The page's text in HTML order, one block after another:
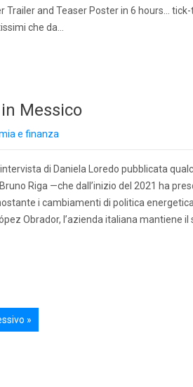
Trailer and Teaser Poster in 6 hours…
che da…
Messico
e finanza
di Daniela Loredo pubblicata
Riga —che dall’inizio del 2021 ha
i cambiamenti di politica
Obrador, l’azienda italiana mantiene il
»